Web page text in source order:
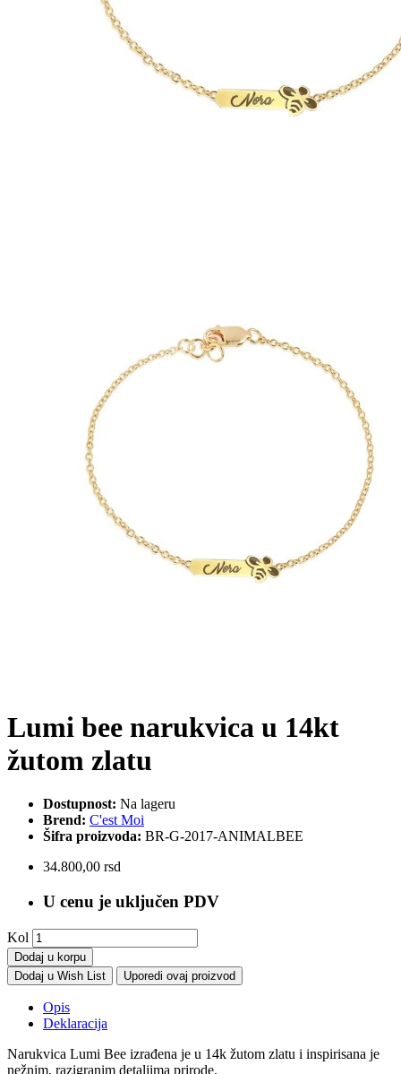
Lumi bee narukvica u 14kt
žutom zlatu
Dostupnost: Na lageru
Brend: C'est Moi
Šifra proizvoda: BR-G-2017-ANIMALBEE
34.800,00 rsd
U cenu je uključen PDV
Kol
Dodaj u korpu
Dodaj u Wish List
Uporedi ovaj proizvod
Opis
Deklaracija
Narukvica Lumi Bee izrađena je u 14k žutom zlatu i inspirisana je
nežnim, razigranim detaljima prirode.